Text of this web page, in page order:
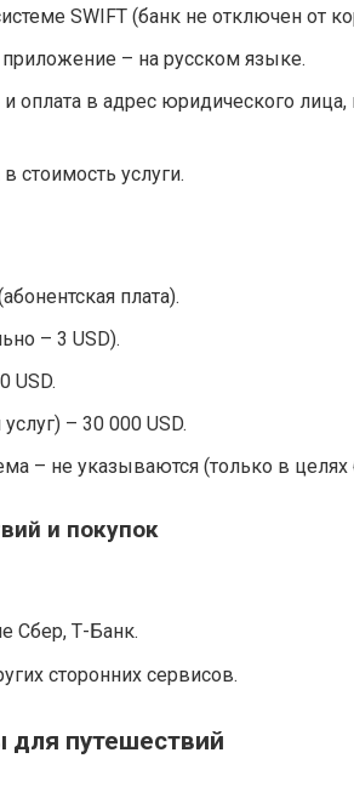
SWIFT (банк не отключен от
– на русском языке.
оплата в адрес юридического
стоимость услуги.
плата).
– 3 USD).
USD.
– 30 000 USD.
– не указываются (только в целях
и покупок
Сбер, Т-Банк.
сторонних сервисов.
для путешествий